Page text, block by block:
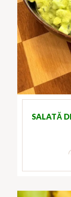
SALATĂ